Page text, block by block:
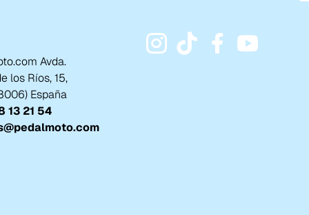
Avda.
los Ríos, 15,
España
13 21 54